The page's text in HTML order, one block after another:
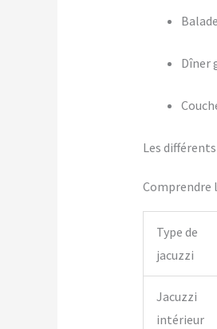
Dîner
Les
Comprendre
Type de
jacuzzi
Jacuzzi
intérieur